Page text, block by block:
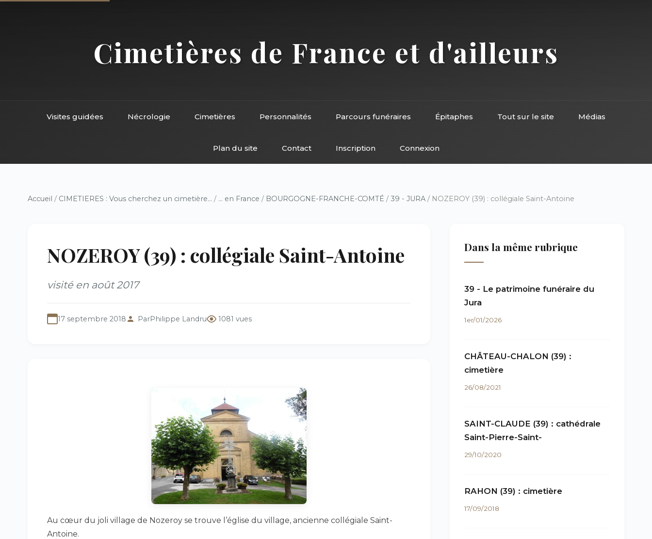
Cimetières de France et d'ailleurs
Visites guidées Nécrologie Cimetières Personnalités Parcours funéraires Épitaphes Tout sur le site Médias
Plan du site Contact Inscription Connexion
Accueil / CIMETIERES : Vous cherchez un cimetière... / ... en France / BOURGOGNE-FRANCHE-COMTÉ / 39 - JURA / NOZEROY (39) : collégiale Saint-Antoine
NOZEROY (39) : collégiale Saint-Antoine
visité en août 2017
17 septembre 2018 ParPhilippe Landru 1081 vues
Au cœur du joli village de Nozeroy se trouve l’église du village, ancienne collégiale Saint-
Antoine.
Dans la même rubrique
39 - Le patrimoine funéraire du
Jura
1er/01/2026
CHÂTEAU-CHALON (39) :
cimetière
26/08/2021
SAINT-CLAUDE (39) : cathédrale
Saint-Pierre-Saint-
29/10/2020
RAHON (39) : cimetière
17/09/2018